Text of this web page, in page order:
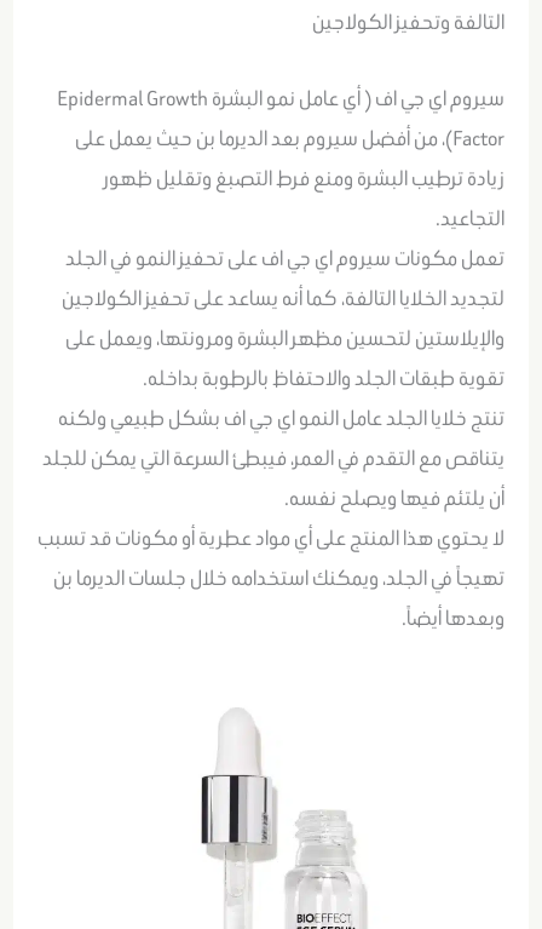
التالفة وتحفيز الكولاجين
سيروم اي جي اف ( أي عامل نمو البشرة Epidermal Growth
Factor)، من أفضل سيروم بعد الديرما بن حيث يعمل على
زيادة ترطيب البشرة ومنع فرط التصبغ وتقليل ظهور
التجاعيد.
تعمل مكونات سيروم اي جي اف على تحفيز النمو في الجلد
لتجديد الخلايا التالفة، كما أنه يساعد على تحفيز الكولاجين
والإيلاستين لتحسين مظهر البشرة ومرونتها، ويعمل على
تقوية طبقات الجلد والاحتفاظ بالرطوبة بداخله.
تنتج خلايا الجلد عامل النمو اي جي اف بشكل طبيعي ولكنه
يتناقص مع التقدم في العمر، فيبطئ السرعة التي يمكن للجلد
أن يلتئم فيها ويصلح نفسه.
لا يحتوي هذا المنتج على أي مواد عطرية أو مكونات قد تسبب
تهيجاً في الجلد، ويمكنك استخدامه خلال جلسات الديرما بن
وبعدها أيضاً.